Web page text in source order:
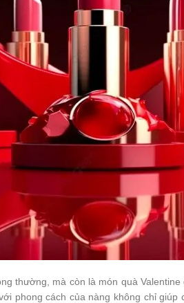
thường, mà còn là món quà
phong cách của nàng không chỉ